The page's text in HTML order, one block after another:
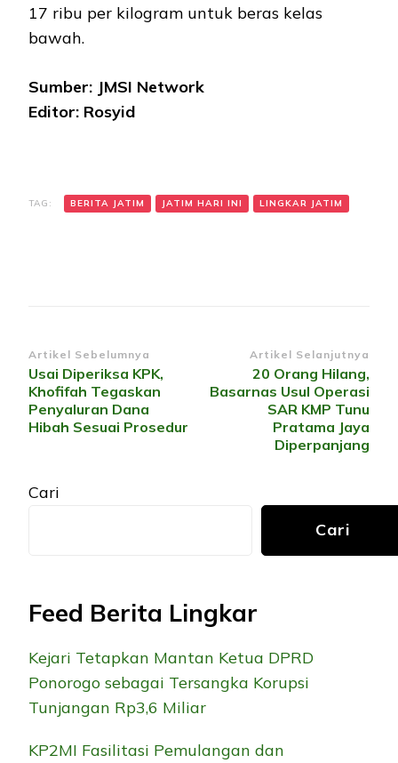
17 ribu per kilogram untuk beras kelas
bawah.
Sumber: JMSI Network
Editor: Rosyid
TAG: BERITA JATIM JATIM HARI INI LINGKAR JATIM
Navigasi
Artikel
Artikel Sebelumnya
Usai Diperiksa KPK,
Khofifah Tegaskan
Penyaluran Dana
Hibah Sesuai Prosedur
Artikel Selanjutnya
20 Orang Hilang,
Basarnas Usul Operasi
SAR KMP Tunu
Pratama Jaya
Diperpanjang
Cari
Cari
Feed Berita Lingkar
Kejari Tetapkan Mantan Ketua DPRD
Ponorogo sebagai Tersangka Korupsi
Tunjangan Rp3,6 Miliar
KP2MI Fasilitasi Pemulangan dan